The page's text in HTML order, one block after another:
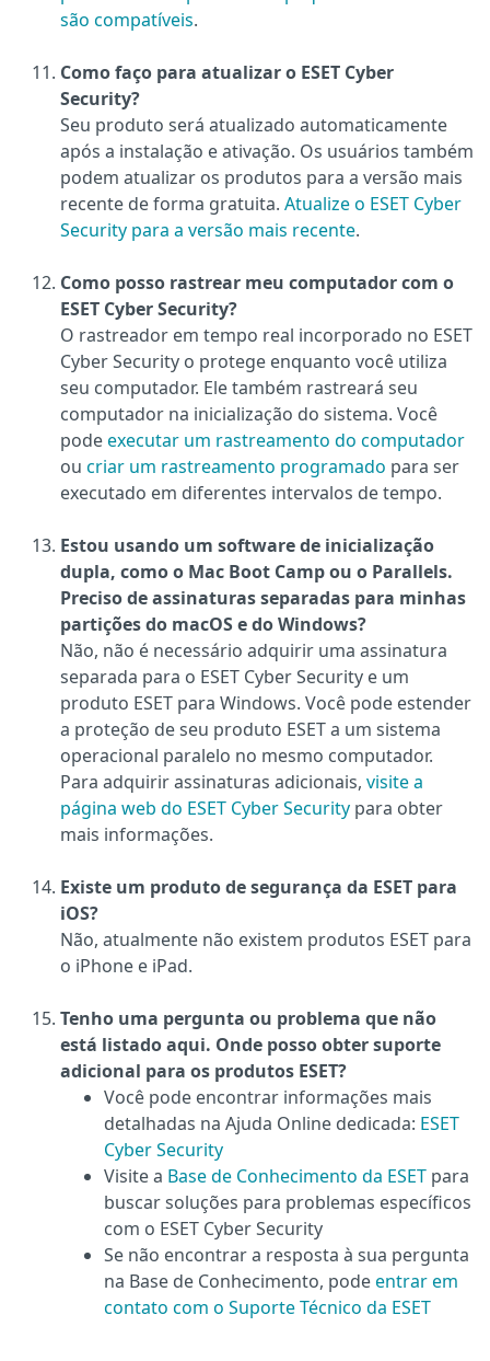
são compatíveis.
Como faço para atualizar o ESET Cyber
Security?
Seu produto será atualizado automaticamente
após a instalação e ativação. Os usuários também
podem atualizar os produtos para a versão mais
recente de forma gratuita. Atualize o ESET Cyber
Security para a versão mais recente.
Como posso rastrear meu computador com o
ESET Cyber Security?
O rastreador em tempo real incorporado no ESET
Cyber Security o protege enquanto você utiliza
seu computador. Ele também rastreará seu
computador na inicialização do sistema. Você
podeexecutar um rastreamento do computador
ou criar um rastreamento programado para ser
executado em diferentes intervalos de tempo.
Estou usando um software de inicialização
dupla, como o Mac Boot Camp ou o Parallels.
Preciso de assinaturas separadas para minhas
partições do macOS e do Windows?
Não, não é necessário adquirir uma assinatura
separada para o ESET Cyber Security e um
produto ESET para Windows. Você pode estender
a proteção de seu produto ESET a um sistema
operacional paralelo no mesmo computador.
Para adquirir assinaturas adicionais, visite a
página web do ESET Cyber Security para obter
mais informações.
Existe um produto de segurança da ESET para
iOS?
Não, atualmente não existem produtos ESET para
o iPhone e iPad.
Tenho uma pergunta ou problema que não
está listado aqui. Onde posso obter suporte
adicional para os produtos ESET?
Você pode encontrar informações mais
detalhadas na Ajuda Online dedicada: ESET
Cyber Security
Visite a Base de Conhecimento da ESET para
buscar soluções para problemas específicos
com o ESET Cyber Security
Se não encontrar a resposta à sua pergunta
na Base de Conhecimento, podeentrar em
contato com o Suporte Técnico da ESET